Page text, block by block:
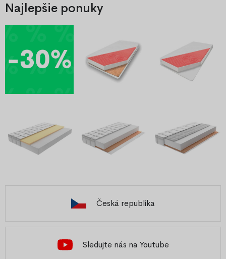
Najlepšie ponuky
Česká republika
Sledujte nás na Youtube